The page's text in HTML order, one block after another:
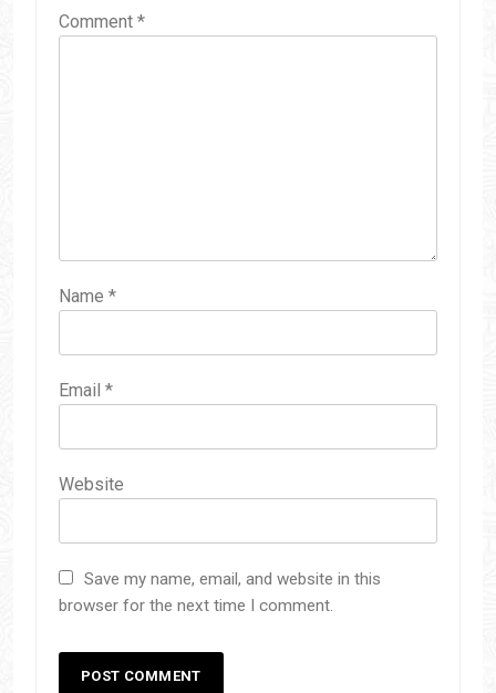
Comment *
Name *
Email *
Website
Save my name, email, and website in this
browser for the next time I comment.